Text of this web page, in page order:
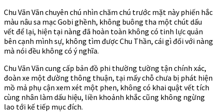
Chu Vãn Vãn chuyên chú nhìn chăm chú trước mặt này phiến hắc
màu nâu sa mạc Gobi ghềnh, không buông tha một chút dấu
vết để lại, hiện tại nàng đã hoàn toàn không có tinh lực quản
bên cạnh mình sự, không tìm được Chu Thần, cái gì đối với nàng
mà nói đều không có ý nghĩa.
Chu Vãn Vãn cung cấp bản đồ phi thường tường tận chính xác,
đoàn xe một đường thông thuận, tại mấy chỗ chưa bị phát hiện
mồ mả phụ cận xem xét một phen, không có khai quật vết tích
cùng nhân làm dấu hiệu, liền khoảnh khắc cũng không ngừng
lao tới kế tiếp mục đích.